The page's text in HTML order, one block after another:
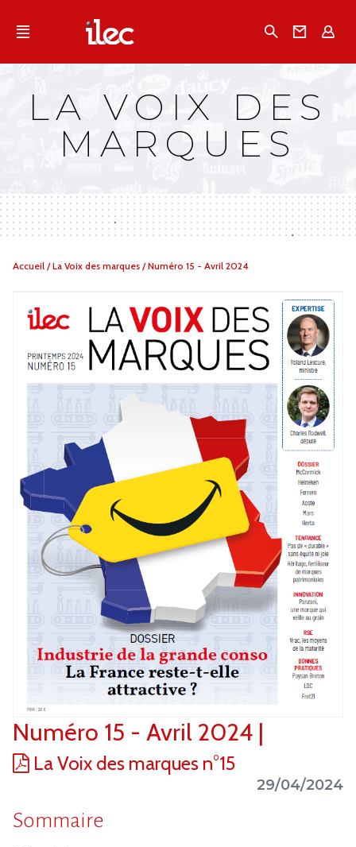
Qu'est-ce que l’Ilec
Campagnes multimarques
Dans la presse
LA VOIX DES
MARQUES
Vous
Accueil /La Voix des marques /Numéro 15 - Avril 2024
Numéro 15 - Avril 2024 |
La Voix des marques n°15
29/04/2024
Sommaire